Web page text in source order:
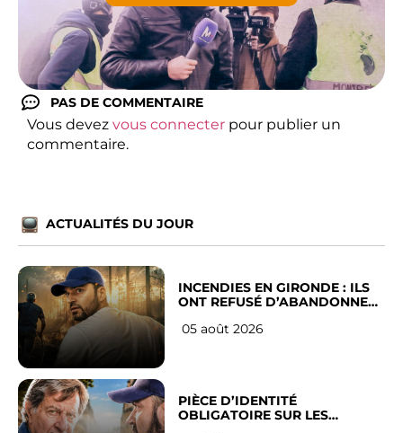
PAS DE COMMENTAIRE
Vous devez vous connecter pour publier un
commentaire.
ACTUALITÉS DU JOUR
INCENDIES EN GIRONDE : ILS
ONT REFUSÉ D’ABANDONNER
05 août 2026
PIÈCE D’IDENTITÉ
OBLIGATOIRE SUR LES